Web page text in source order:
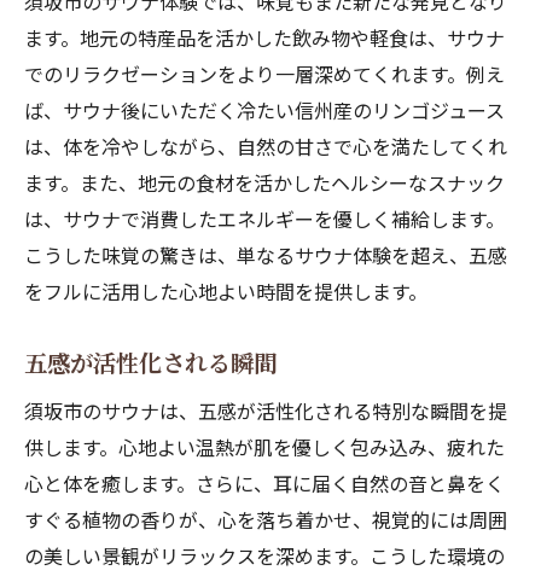
ます。地元の特産品を活かした飲み物や軽食は、サウナ
でのリラクゼーションをより一層深めてくれます。例え
ば、サウナ後にいただく冷たい信州産のリンゴジュース
は、体を冷やしながら、自然の甘さで心を満たしてくれ
ます。また、地元の食材を活かしたヘルシーなスナック
は、サウナで消費したエネルギーを優しく補給します。
こうした味覚の驚きは、単なるサウナ体験を超え、五感
をフルに活用した心地よい時間を提供します。
五感が活性化される瞬間
須坂市のサウナは、五感が活性化される特別な瞬間を提
供します。心地よい温熱が肌を優しく包み込み、疲れた
心と体を癒します。さらに、耳に届く自然の音と鼻をく
すぐる植物の香りが、心を落ち着かせ、視覚的には周囲
の美しい景観がリラックスを深めます。こうした環境の